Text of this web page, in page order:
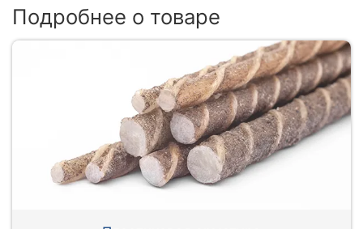
Подробнее о товаре